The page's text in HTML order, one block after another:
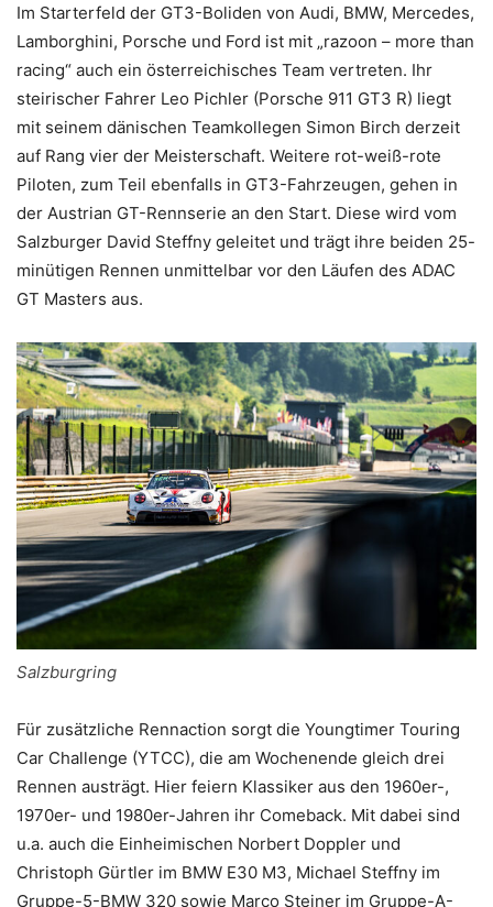
Im Starterfeld der GT3-Boliden von Audi, BMW, Mercedes,
Lamborghini, Porsche und Ford ist mit „razoon – more than
racing“ auch ein österreichisches Team vertreten. Ihr
steirischer Fahrer Leo Pichler (Porsche 911 GT3 R) liegt
mit seinem dänischen Teamkollegen Simon Birch derzeit
auf Rang vier der Meisterschaft. Weitere rot-weiß-rote
Piloten, zum Teil ebenfalls in GT3-Fahrzeugen, gehen in
der Austrian GT-Rennserie an den Start. Diese wird vom
Salzburger David Steffny geleitet und trägt ihre beiden 25-
minütigen Rennen unmittelbar vor den Läufen des ADAC
GT Masters aus.
Salzburgring
Für zusätzliche Rennaction sorgt die Youngtimer Touring
Car Challenge (YTCC), die am Wochenende gleich drei
Rennen austrägt. Hier feiern Klassiker aus den 1960er-,
1970er- und 1980er-Jahren ihr Comeback. Mit dabei sind
u.a. auch die Einheimischen Norbert Doppler und
Christoph Gürtler im BMW E30 M3, Michael Steffny im
Gruppe-5-BMW 320 sowie Marco Steiner im Gruppe-A-